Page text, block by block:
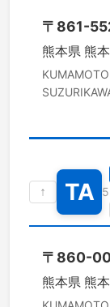
〒 861-
熊本県 熊
↑ TA 5
〒 860-
熊本県 熊